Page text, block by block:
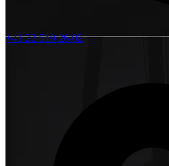
+41 22 510 26 02